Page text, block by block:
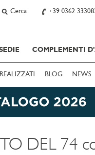
Cerca +39 0362
COMPLEMENTI
BLOG NEWS
DEL 74